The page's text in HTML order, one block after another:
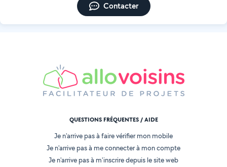
Contacter
QUESTIONS FRÉQUENTES / AIDE
Je n'arrive pas à faire vérifier mon mobile
Je n'arrive pas à me connecter à mon compte
Je n'arrive pas à m'inscrire depuis le site web